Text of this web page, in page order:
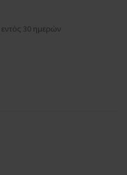
30 ημερών